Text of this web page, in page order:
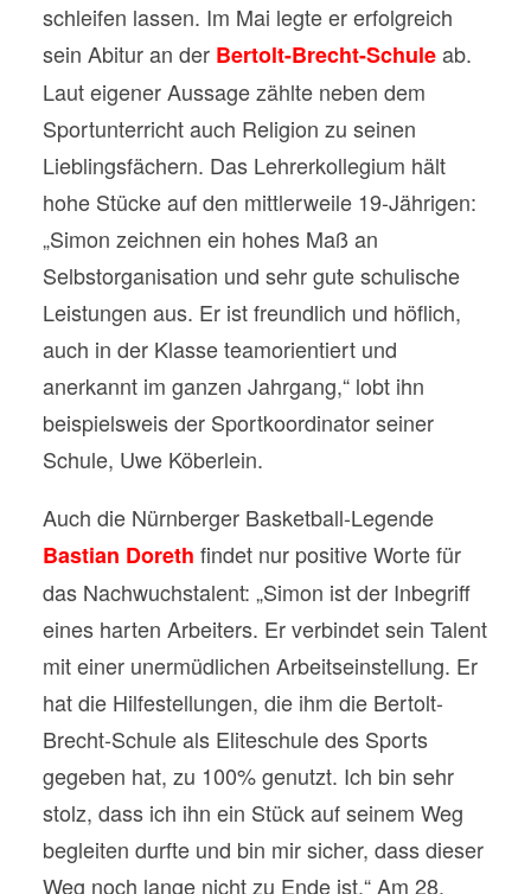
schleifen lassen. Im Mai legte er erfolgreich
sein Abitur an der Bertolt-Brecht-Schuleab.
Laut eigener Aussage zählte neben dem
Sportunterricht auch Religion zu seinen
Lieblingsfächern. Das Lehrerkollegium hält
hohe Stücke auf den mittlerweile 19-Jährigen:
„Simon zeichnen ein hohes Maß an
Selbstorganisation und sehr gute schulische
Leistungen aus. Er ist freundlich und höflich,
auch in der Klasse teamorientiert und
anerkannt im ganzen Jahrgang,“ lobt ihn
beispielsweis der Sportkoordinator seiner
Schule, Uwe Köberlein.
Auch die Nürnberger Basketball-Legende
Bastian Doreth findet nur positive Worte für
das Nachwuchstalent: „Simon ist der Inbegriff
eines harten Arbeiters. Er verbindet sein Talent
mit einer unermüdlichen Arbeitseinstellung. Er
hat die Hilfestellungen, die ihm die Bertolt-
Brecht-Schule als Eliteschule des Sports
gegeben hat, zu 100% genutzt. Ich bin sehr
stolz, dass ich ihn ein Stück auf seinem Weg
begleiten durfte und bin mir sicher, dass dieser
Weg noch lange nicht zu Ende ist.“ Am 28.